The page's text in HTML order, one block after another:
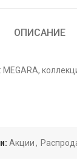
ОПИСАНИЕ
Акции,